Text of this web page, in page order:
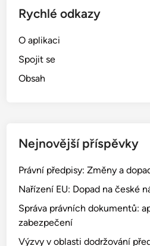
Rychlé odkazy
O aplikaci
Spojit se
Obsah
Nejnovější příspěvky
Právní předpisy: Změny a
Nařízení EU: Dopad na české
Správa právních dokumentů:
zabezpečení
Výzvy v oblasti dodržování